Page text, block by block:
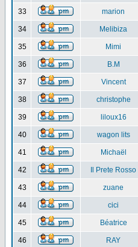
33 marion
34 Melibiza
35 Mimi
36 B.M
37 Vincent
38 christophe
39 liloux16
40 wagon lits
41 Michaël
42 Il Prete Rosso
43 zuane
44 cici
45 Béatrice
46 RAY